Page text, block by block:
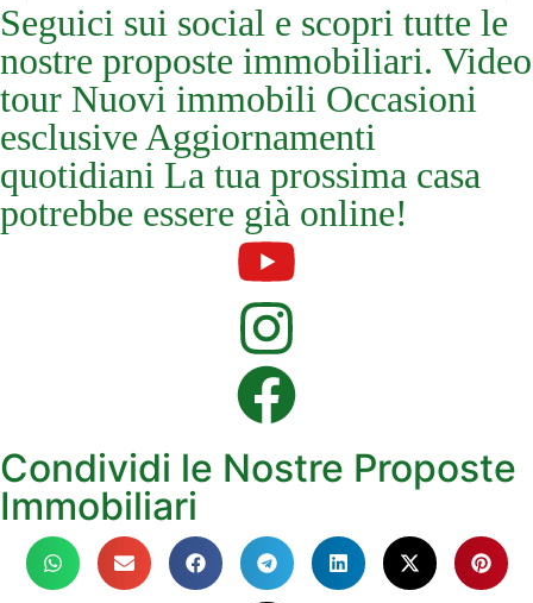
Seguici sui social e scopri tutte le
nostre proposte immobiliari. Video
tour Nuovi immobili Occasioni
esclusive Aggiornamenti
quotidiani La tua prossima casa
potrebbe essere già online!
Condividi le Nostre Proposte
Immobiliari